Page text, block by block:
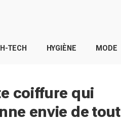
TECH HYGIÈNE MODE
coiffure qui
envie de tout